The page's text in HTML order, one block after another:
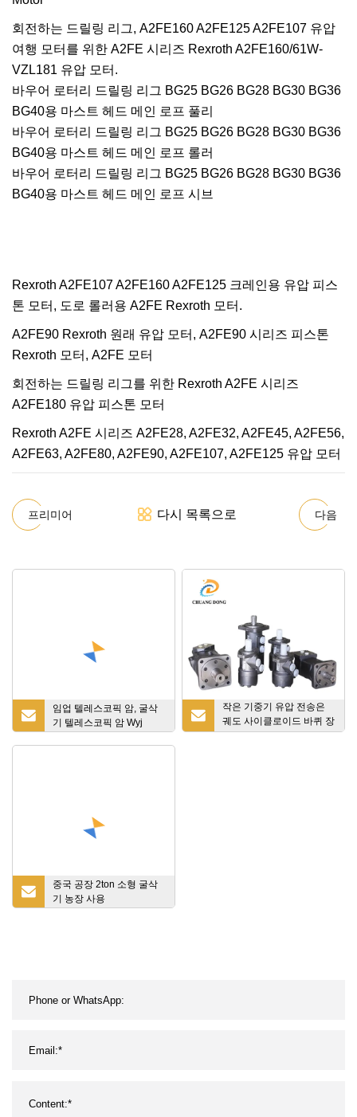
회전하는 드릴링 리그, A2FE160 A2FE125 A2FE107 유압
여행 모터를 위한 A2FE 시리즈 Rexroth A2FE160/61W-
VZL181 유압 모터.
바우어 로터리 드릴링 리그 BG25 BG26 BG28 BG30 BG36
BG40용 마스트 헤드 메인 로프 풀리
바우어 로터리 드릴링 리그 BG25 BG26 BG28 BG30 BG36
BG40용 마스트 헤드 메인 로프 롤러
바우어 로터리 드릴링 리그 BG25 BG26 BG28 BG30 BG36
BG40용 마스트 헤드 메인 로프 시브
Rexroth A2FE107 A2FE160 A2FE125 크레인용 유압 피스
톤 모터, 도로 롤러용 A2FE Rexroth 모터.
A2FE90 Rexroth 원래 유압 모터, A2FE90 시리즈 피스톤
Rexroth 모터, A2FE 모터
회전하는 드릴링 리그를 위한 Rexroth A2FE 시리즈
A2FE180 유압 피스톤 모터
Rexroth A2FE 시리즈 A2FE28, A2FE32, A2FE45, A2FE56,
A2FE63, A2FE80, A2FE90, A2FE107, A2FE125 유압 모터
프리미어 다시 목록으로 다음
임업 텔레스코픽 암, 굴삭
기 텔레스코픽 암 Wyj
작은 기중기 유압 전송은
궤도 사이클로이드 바퀴 장
치 모터 Bm3 250cc를 분해
중국 공장 2ton 소형 굴삭
기 농장 사용